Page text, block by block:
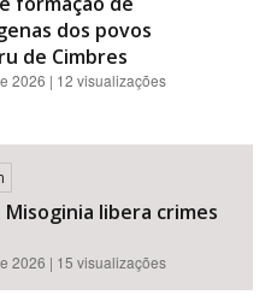
dos povos
de Cimbres
2026 | 12 visualizações
Misoginia libera crimes
2026 | 15 visualizações